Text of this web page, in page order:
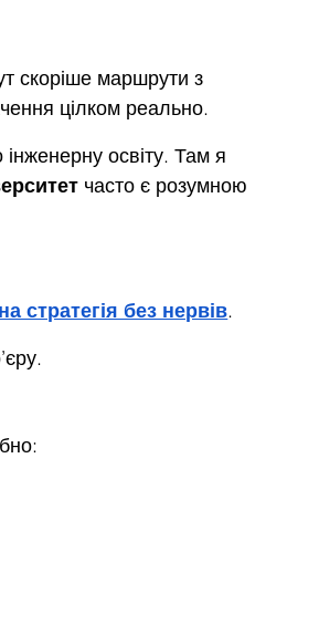
скоріше маршрути з
цілком реально.
освіту. Там я
часто є розумною
стратегія без нервів.